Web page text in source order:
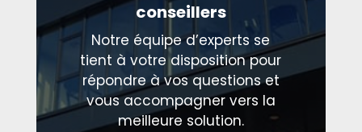
conseillers
Notre équipe d’experts se
tient à votre disposition pour
répondre à vos questions et
vous accompagner vers la
meilleure solution.